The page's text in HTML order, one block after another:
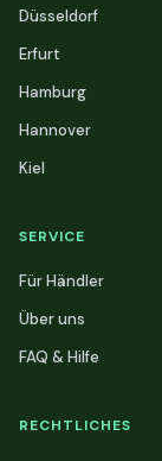
Düsseldorf
Erfurt
Hamburg
Hannover
Kiel
SERVICE
Für Händler
Über uns
FAQ & Hilfe
RECHTLICHES